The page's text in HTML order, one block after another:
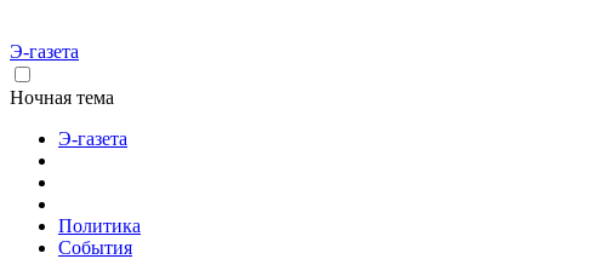
Э-газета
Ночная тема
Э-газета
Политика
События